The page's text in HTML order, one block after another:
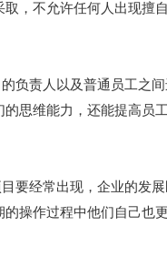
，不允许任何人出现擅
负责人以及普通员工之
思维能力，还能提高员
要经常出现，企业的发
操作过程中他们自己也